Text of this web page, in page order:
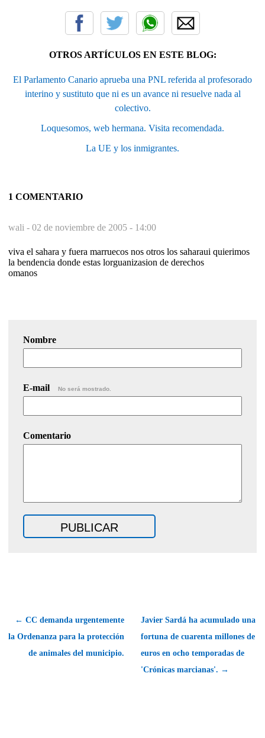
OTROS ARTÍCULOS EN ESTE BLOG:
El Parlamento Canario aprueba una PNL referida al profesorado
interino y sustituto que ni es un avance ni resuelve nada al
colectivo.
Loquesomos, web hermana. Visita recomendada.
La UE y los inmigrantes.
1 COMENTARIO
wali - 02 de noviembre de 2005 - 14:00
viva el sahara y fuera marruecos nos otros los saharaui quierimos
la bendencia donde estas lorguanizasion de derechos
omanos
Nombre
E-mail No será mostrado.
Comentario
← CC demanda urgentemente
la Ordenanza para la protección
de animales del municipio.
Javier Sardá ha acumulado una
fortuna de cuarenta millones de
euros en ocho temporadas de
'Crónicas marcianas'. →